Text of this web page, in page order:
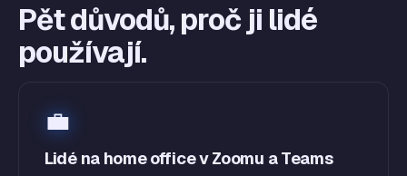
Pět důvodů, proč ji lidé
používají.
💼
Lidé na home office v Zoomu a Teams